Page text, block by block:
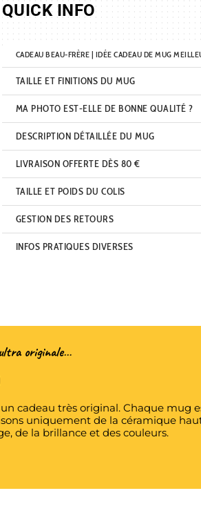
QUICK INFO
CADEAU BEAU-FRÈRE | IDÉE CADEAU DE MUG
TAILLE ET FINITIONS DU MUG
MA PHOTO EST-ELLE DE BONNE QUALITÉ ?
DESCRIPTION DÉTAILLÉE DU MUG
LIVRAISON OFFERTE DÈS 80 €
TAILLE ET POIDS DU COLIS
GESTION DES RETOURS
INFOS PRATIQUES DIVERSES
originale…
cadeau très original. Chaque mug
uniquement de la céramique
de la brillance et des couleurs.